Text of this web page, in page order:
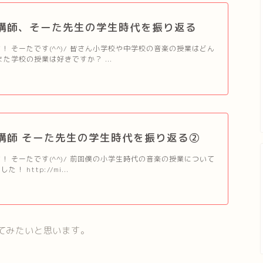
師、そーた先生の学生時代を振り返る
そーたです(^^)/ 皆さん小学校や中学校の音楽の授業はどん
た学校の授業は好きですか？ ...
師 そーた先生の学生時代を振り返る②
そーたです(^^)/ 前回僕の小学生時代の音楽の授業について
した！ http://mi...
たいと思います。